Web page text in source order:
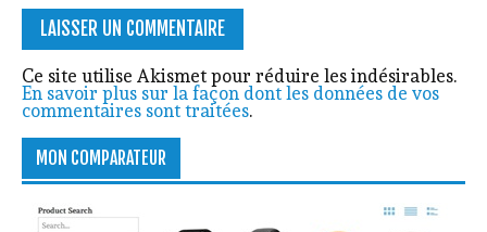
Ce site utilise Akismet pour réduire les indésirables.
En savoir plus sur la façon dont les données de vos
commentaires sont traitées.
MON COMPARATEUR